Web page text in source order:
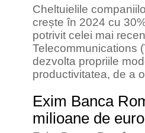
Cheltuielile
crește în 2024 cu
potrivit celei mai
Telecommunications
dezvolta propriile
productivitatea, de a
Exim Banca
milioane de